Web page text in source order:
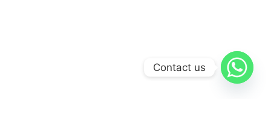
Contact us